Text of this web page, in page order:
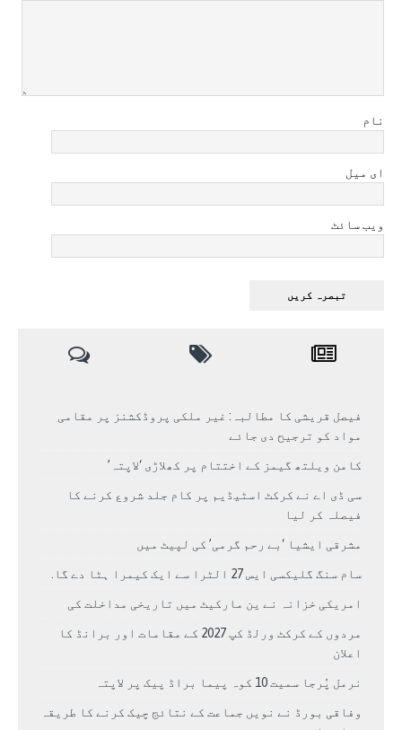
نام
ای میل
ویب سائٹ
فیصل قریشی کا مطالبہ: غیر ملکی پروڈکشنز پر مقامی
مواد کو ترجیح دی جائے
کامن ویلتھ گیمز کے اختتام پر کھلاڑی ‘لاپتہ’
سی ڈی اے نے کرکٹ اسٹیڈیم پر کام جلد شروع کرنے کا
فیصلہ کر لیا
مشرقی ایشیا ‘بے رحم گرمی’ کی لپیٹ میں
سام سنگ گلیکسی ایس 27 الٹرا سے ایک کیمرا ہٹا دے گا.
امریکی خزانہ نے ین مارکیٹ میں تاریخی مداخلت کی
مردوں کے کرکٹ ورلڈ کپ 2027 کے مقامات اور برانڈ کا
اعلان
نرمل پُرجا سمیت 10 کوہ پیما براڈ پیک پر لاپتہ
وفاقی بورڈ نے نویں جماعت کے نتائج چیک کرنے کا طریقہ